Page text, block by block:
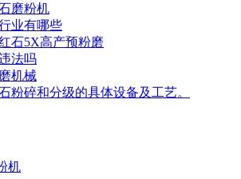
磨粉机
业有哪些
石5X高产预粉磨
法吗
机械
粉碎和分级的具体设备及工艺。